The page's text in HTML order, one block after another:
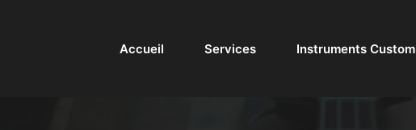
Accueil Services Instruments Custom